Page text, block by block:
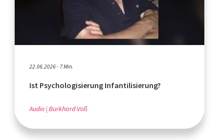
22.06.2026 - 7 Min.
Ist Psychologisierung Infantilisierung?
Audio Burkhard Voß